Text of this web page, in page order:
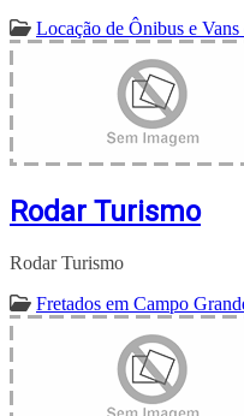
Locação de Ônibus e
Rodar Turismo
Rodar Turismo
Fretados em Campo